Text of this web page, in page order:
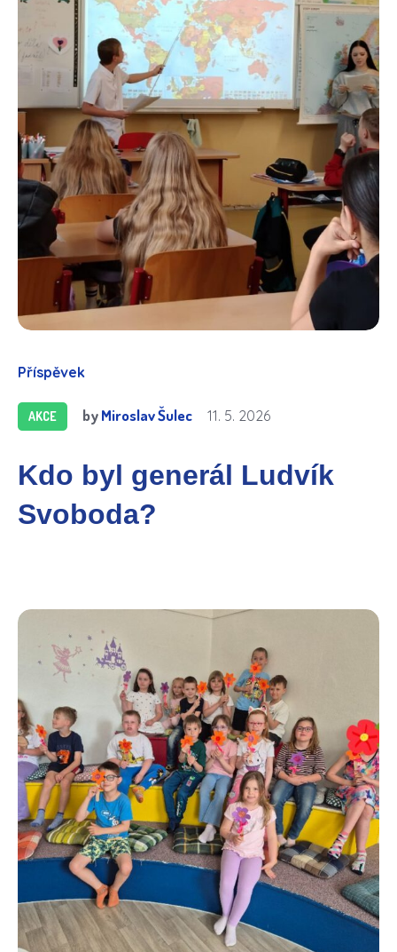
Příspěvek
AKCE byMiroslav Šulec 11. 5. 2026
Kdo byl generál Ludvík
Svoboda?